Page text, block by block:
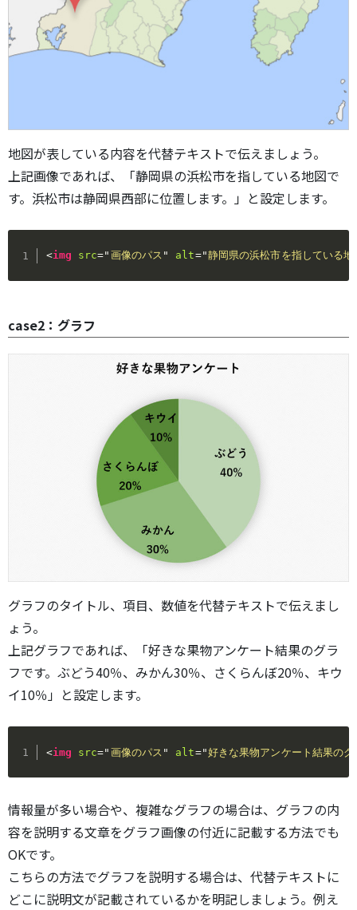
地図が表している内容を代替テキストで伝えましょう。
上記画像であれば、「静岡県の浜松市を指している地図で
す。浜松市は静岡県西部に位置します。」と設定します。
<img src=" 画像のパス " alt="静岡県の浜松市を指している
case2：グラフ
グラフのタイトル、項目、数値を代替テキストで伝えまし
ょう。
上記グラフであれば、「好きな果物アンケート結果のグラ
フです。ぶどう40％、みかん30％、さくらんぼ20％、キウ
イ10％」と設定します。
<img src=" 画像のパス " alt="好きな果物アンケート結果の
情報量が多い場合や、複雑なグラフの場合は、グラフの内
容を説明する文章をグラフ画像の付近に記載する方法でも
OKです。
こちらの方法でグラフを説明する場合は、代替テキストに
どこに説明文が記載されているかを明記しましょう。例え